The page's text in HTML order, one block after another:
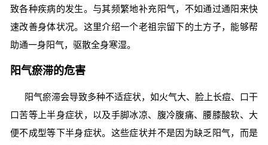
致各种疾病的发生。与其频繁地补充阳气，不如通过通阳来快
速改善身体状况。这里介绍一个老祖宗留下的土方子，能够帮
助通一身阳气，驱散全身寒湿。
阳气瘀滞的危害
阳气瘀滞会导致多种不适症状，如火气大、脸上长痘、口干
口苦等上半身症状，以及手脚冰凉、腹冷腹痛、腰膝酸软、大
便不成型等下半身症状。这些症状并不是因为缺乏阳气，而是